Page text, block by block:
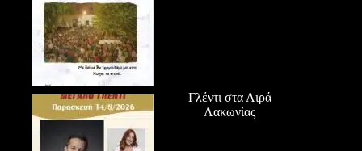
Γλέντι στα Λιρά
Λακωνίας